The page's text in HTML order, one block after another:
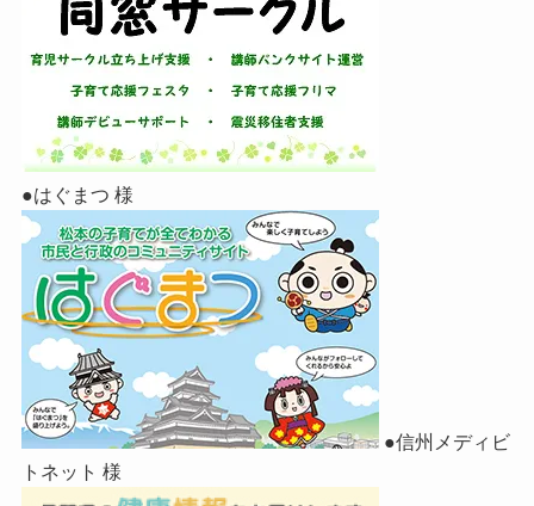
●はぐまつ 様
●信州メディビ
トネット 様